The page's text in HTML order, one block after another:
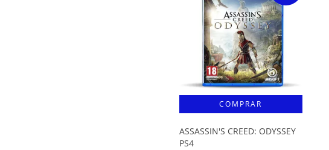
ASSASSIN'S CREED: ODYSSEY
PS4